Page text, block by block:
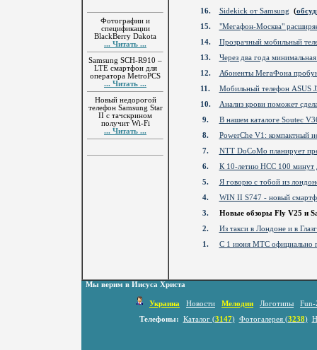
Фотографии и
спецификации
BlackBerry Dakota
... Читать ...
Samsung SCH-R910 –
LTE смартфон для
оператора MetroPCS
... Читать ...
Новый недорогой
телефон Samsung Star
II с тачскрином
получит Wi-Fi
... Читать ...
16.
Sidekick от Samsung (
15.
"Мегафон-Москва"
14.
Прозрачный мобильный
13.
Через два года
12.
Абоненты МегаФона
11.
Мобильный телефон ASUS
10.
Анализ крови поможет
9.
В нашем каталоге Soutec
8.
PowerChe V1: компактный
7.
NTT DoCoMo планирует
6.
К 10-летию НСС 100 минут
5.
Я говорю с тобой из
4.
WIN II S747 - новый
3.
Новые обзоры Fly V25 и
2.
Из такси в Лондоне и в
1.
С 1 июня МТС официально
Мы верим в Иисуса Христа
Украина Новости Мелодии Логотипы
Fun-
Телефоны:
Каталог (3147) Фотогалерея (3238)